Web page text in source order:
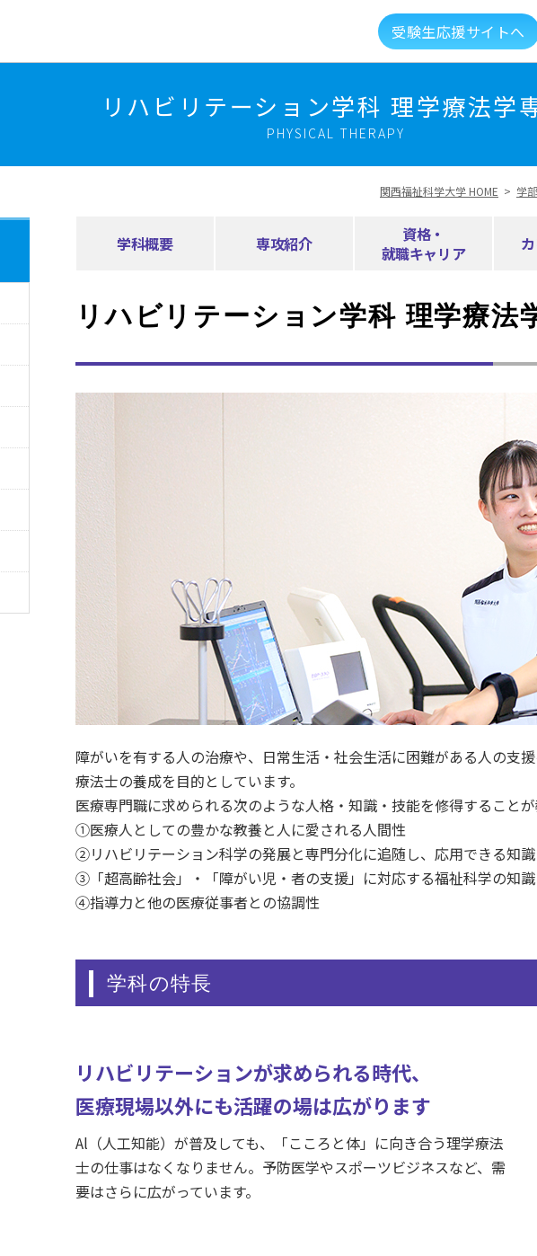
受験生応援サイトへ
交通アクセス
総合福祉科学学会 情報公開
新着情報
キャンパス・ハラスメントに対する取り組み
実習マネジメント研究会
学生便覧
リハビリテーション学科 理学療法学
PHYSICAL THERAPY
関西福祉科学大学 HOME > 学
学科概要 専攻紹介
資格・
就職キャリア
リハビリテーション学科 理学療法
障がいを有する人の治療や、日常生活・社会生活に困難がある人の支
療法士の養成を目的としています。
医療専門職に求められる次のような人格・知識・技能を修得すること
①医療人としての豊かな教養と人に愛される人間性
②リハビリテーション科学の発展と専門分化に追随し、応用できる知
③「超高齢社会」・「障がい児・者の支援」に対応する福祉科学の知識
④指導力と他の医療従事者との協調性
学科の特長
リハビリテーションが求められる時代、
医療現場以外にも活躍の場は広がります
Al（人工知能）が普及しても、「こころと体」に向き合う理学療法
士の仕事はなくなりません。予防医学やスポーツビジネスなど、需
要はさらに広がっています。